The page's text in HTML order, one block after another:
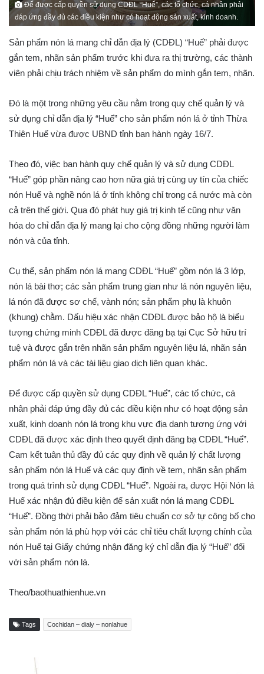
Để được cấp quyền sử dụng CDĐL “Huế”, các tổ chức, cá nhân phải
đáp ứng đầy đủ các điều kiện như có hoạt động sản xuất, kinh doanh.
Sản phẩm nón lá mang chỉ dẫn địa lý (CDĐL) “Huế” phải được
gắn tem, nhãn sản phẩm trước khi đưa ra thị trường, các thành
viên phải chịu trách nhiệm về sản phẩm do mình gắn tem, nhãn.
Đó là một trong những yêu cầu nằm trong quy chế quản lý và
sử dụng chỉ dẫn địa lý “Huế” cho sản phẩm nón lá ở tỉnh Thừa
Thiên Huế vừa được UBND tỉnh ban hành ngày 16/7.
Theo đó, việc ban hành quy chế quản lý và sử dụng CDĐL
“Huế” góp phần nâng cao hơn nữa giá trị cùng uy tín của chiếc
nón Huế và nghề nón lá ở tỉnh không chỉ trong cả nước mà còn
cả trên thế giới. Qua đó phát huy giá trị kinh tế cũng như văn
hóa do chỉ dẫn địa lý mang lại cho cộng đồng những người làm
nón và của tỉnh.
Cụ thể, sản phẩm nón lá mang CDĐL “Huế” gồm nón lá 3 lớp,
nón lá bài thơ; các sản phẩm trung gian như lá nón nguyên liệu,
lá nón đã được sơ chế, vành nón; sản phẩm phụ là khuôn
(khung) chằm. Dấu hiệu xác nhận CDĐL được bảo hộ là biểu
tượng chứng minh CDĐL đã được đăng bạ tại Cục Sở hữu trí
tuệ và được gắn trên nhãn sản phẩm nguyên liệu lá, nhãn sản
phẩm nón lá và các tài liệu giao dịch liên quan khác.
Để được cấp quyền sử dụng CDĐL “Huế”, các tổ chức, cá
nhân phải đáp ứng đầy đủ các điều kiện như có hoạt động sản
xuất, kinh doanh nón lá trong khu vực địa danh tương ứng với
CDĐL đã được xác định theo quyết định đăng bạ CDĐL “Huế”.
Cam kết tuân thủ đầy đủ các quy định về quản lý chất lượng
sản phẩm nón lá Huế và các quy định về tem, nhãn sản phẩm
trong quá trình sử dụng CDĐL “Huế”. Ngoài ra, được Hội Nón lá
Huế xác nhận đủ điều kiện để sản xuất nón lá mang CDĐL
“Huế”. Đồng thời phải bảo đảm tiêu chuẩn cơ sở tự công bố cho
sản phẩm nón lá phù hợp với các chỉ tiêu chất lượng chính của
nón Huế tại Giấy chứng nhận đăng ký chỉ dẫn địa lý “Huế” đối
với sản phẩm nón lá.
Theo/baothuathienhue.vn
Tags Cochidan – dialy – nonlahue